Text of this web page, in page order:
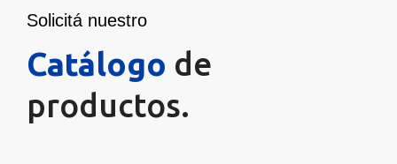
Solicitá nuestro
Catálogo de
productos.